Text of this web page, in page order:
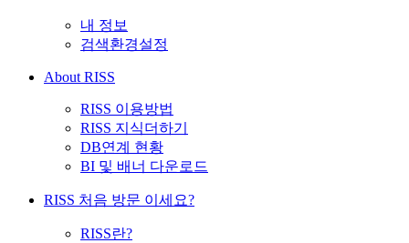
내 정보
검색환경설정
About RISS
RISS 이용방법
RISS 지식더하기
DB연계 현황
BI 및 배너 다운로드
RISS 처음 방문 이세요?
RISS란?